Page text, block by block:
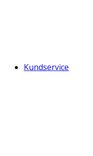
Kundservice